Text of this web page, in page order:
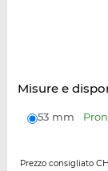
Misure e
53 mm
Prezzo consigliato